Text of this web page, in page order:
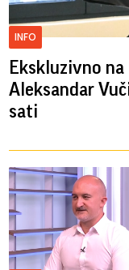
INFO
Ekskluzivno
Aleksandar
sati